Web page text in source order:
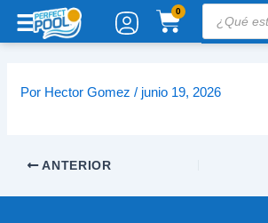
0
CARRITO
productos
Por Hector Gomez/ junio 19, 2026
ANTERIOR